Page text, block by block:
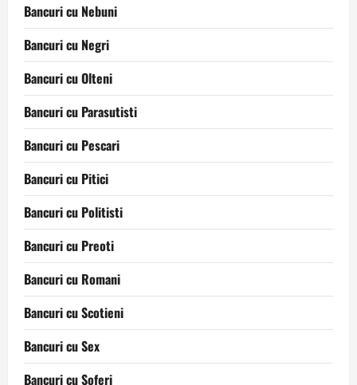
Bancuri cu Nebuni
Bancuri cu Negri
Bancuri cu Olteni
Bancuri cu Parasutisti
Bancuri cu Pescari
Bancuri cu Pitici
Bancuri cu Politisti
Bancuri cu Preoti
Bancuri cu Romani
Bancuri cu Scotieni
Bancuri cu Sex
Bancuri cu Soferi